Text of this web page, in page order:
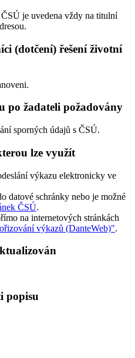
je uvedena vždy na titulní
(dotčení) řešení životní
po žadateli požadovány
sporných údajů s ČSÚ.
lze využít
výkazu elektronicky ve
datové schránky nebo je možné
ČSÚ.
na internetových stránkách
výkazů (DanteWeb)".
popisu